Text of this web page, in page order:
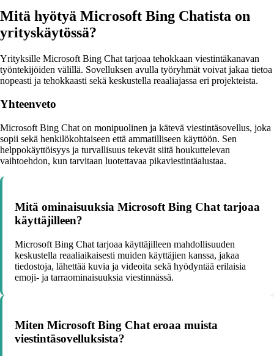
Mitä hyötyä Microsoft Bing Chatista on
yrityskäytössä?
Yrityksille Microsoft Bing Chat tarjoaa tehokkaan viestintäkanavan
työntekijöiden välillä. Sovelluksen avulla työryhmät voivat jakaa tietoa
nopeasti ja tehokkaasti sekä keskustella reaaliajassa eri projekteista.
Yhteenveto
Microsoft Bing Chat on monipuolinen ja kätevä viestintäsovellus, joka
sopii sekä henkilökohtaiseen että ammatilliseen käyttöön. Sen
helppokäyttöisyys ja turvallisuus tekevät siitä houkuttelevan
vaihtoehdon, kun tarvitaan luotettavaa pikaviestintäalustaa.
Mitä ominaisuuksia Microsoft Bing Chat tarjoaa
käyttäjilleen?
Microsoft Bing Chat tarjoaa käyttäjilleen mahdollisuuden
keskustella reaaliaikaisesti muiden käyttäjien kanssa, jakaa
tiedostoja, lähettää kuvia ja videoita sekä hyödyntää erilaisia
emoji- ja tarraominaisuuksia viestinnässä.
Miten Microsoft Bing Chat eroaa muista
viestintäsovelluksista?